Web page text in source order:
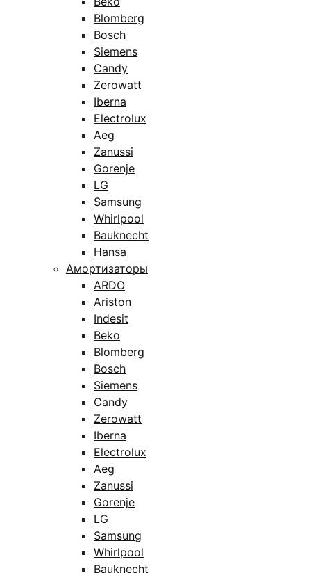
Blomberg
Bosch
Siemens
Candy
Zerowatt
Iberna
Electrolux
Aeg
Zanussi
Gorenje
LG
Samsung
Whirlpool
Bauknecht
Hansa
Амортизаторы
ARDO
Ariston
Indesit
Beko
Blomberg
Bosch
Siemens
Candy
Zerowatt
Iberna
Electrolux
Aeg
Zanussi
Gorenje
LG
Samsung
Whirlpool
Bauknecht